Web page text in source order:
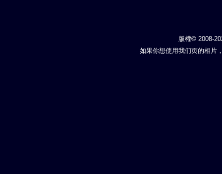
版權© 2008-
如果你想使用我们页的相片